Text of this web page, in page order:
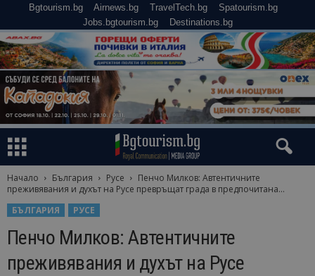
Bgtourism.bg Airnews.bg TravelTech.bg
Spatourism.bg
Jobs.bgtourism.bg
Destinations.bg
Начало България Русе
Пенчо Милков: Автентичните
преживявания и духът на Русе превръщат града в предпочитана...
БЪЛГАРИЯ
РУСЕ
Пенчо Милков: Автентичните
преживявания и духът на Русе